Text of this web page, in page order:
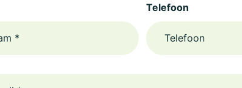
Telefoon